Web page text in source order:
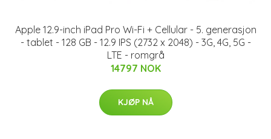
Apple 12.9-inch iPad Pro Wi-Fi + Cellular - 5. generasjon
- tablet - 128 GB - 12.9 IPS (2732 x 2048) - 3G, 4G, 5G -
LTE - romgrå
14797 NOK
KJØP NÅ